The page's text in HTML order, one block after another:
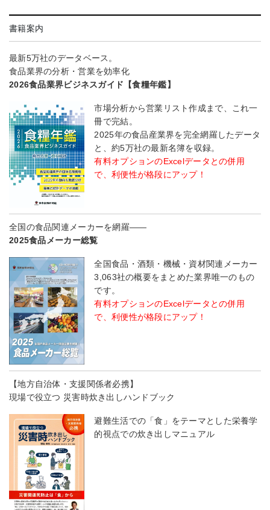
書籍案内
最新5万社のデータベース。
食品業界の分析・営業を効率化
2026食品業界ビジネスガイド【食糧年鑑】
市場分析から営業リスト作成まで、これ一
冊で完結。
2025年の食品産業界を完全網羅したデータ
と、約5万社の最新名簿を収録。
有料オプションのExcelデータとの併用
で、利便性が格段にアップ！
全国の食品関連メーカーを網羅――
2025食品メーカー総覧
全国食品・酒類・機械・資材関連メーカー
3,063社の概要をまとめた業界唯一のもの
です。
有料オプションのExcelデータとの併用
で、利便性が格段にアップ！
【地方自治体・支援関係者必携】
現場で役立つ 災害時炊き出しハンドブック
避難生活での「食」をテーマとした栄養学
的視点での炊き出しマニュアル